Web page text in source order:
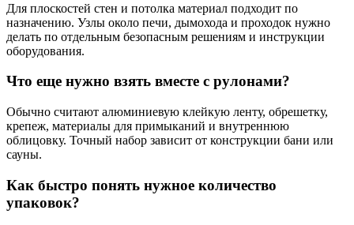
Для плоскостей стен и потолка материал подходит по
назначению. Узлы около печи, дымохода и проходок нужно
делать по отдельным безопасным решениям и инструкции
оборудования.
Что еще нужно взять вместе с рулонами?
Обычно считают алюминиевую клейкую ленту, обрешетку,
крепеж, материалы для примыканий и внутреннюю
облицовку. Точный набор зависит от конструкции бани или
сауны.
Как быстро понять нужное количество
упаковок?